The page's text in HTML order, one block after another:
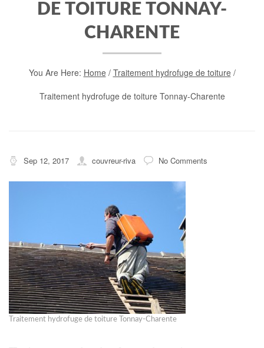
DE TOITURE TONNAY-
CHARENTE
You Are Here: Home/ Traitement hydrofuge de toiture/
Traitement hydrofuge de toiture Tonnay-Charente
Sep 12, 2017 couvreur-riva No Comments
Traitement hydrofuge de toiture Tonnay-Charente